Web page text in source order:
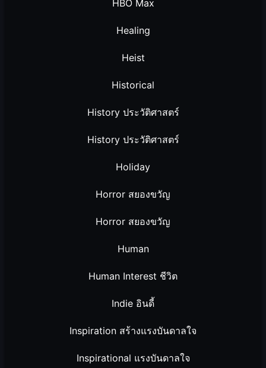
HBO Max
Healing
Heist
Historical
History ประวัติศาสตร์
History ประวัติศาสตร์
Holiday
Horror สยองขวัญ
Horror สยองขวัญ
Human
Human Interest ชีวิต
Indie อินดี้
Inspiration สร้างแรงบันดาลใจ
Inspirational แรงบันดาลใจ